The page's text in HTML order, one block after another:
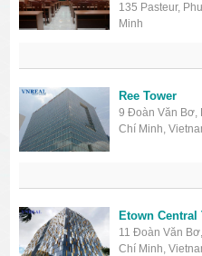
135 Pasteur,
Minh
Ree Tower
9 Đoàn Văn Bơ,
Chí Minh,
Etown Central
11 Đoàn Văn
Chí Minh,